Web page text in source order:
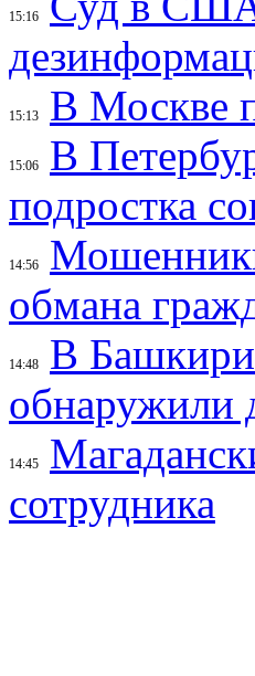
15:16
15:13 В Москве
15:06
В
подростка
14:56
обмана
14:48
В
обнаружили
14:45
сотрудника